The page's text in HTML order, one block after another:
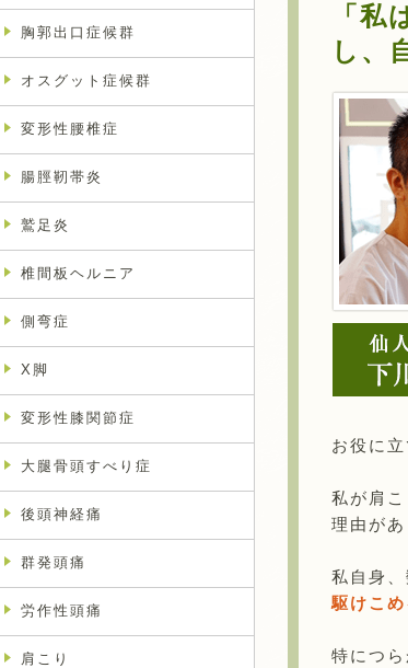
「
し、
お役に
私が肩
理由があ
私自身
駆けこ
特につ
胸郭出口症候群
オスグット症候群
変形性腰椎症
腸脛靭帯炎
鷲足炎
椎間板ヘルニア
側弯症
X脚
変形性膝関節症
大腿骨頭すべり症
後頭神経痛
群発頭痛
労作性頭痛
肩こり